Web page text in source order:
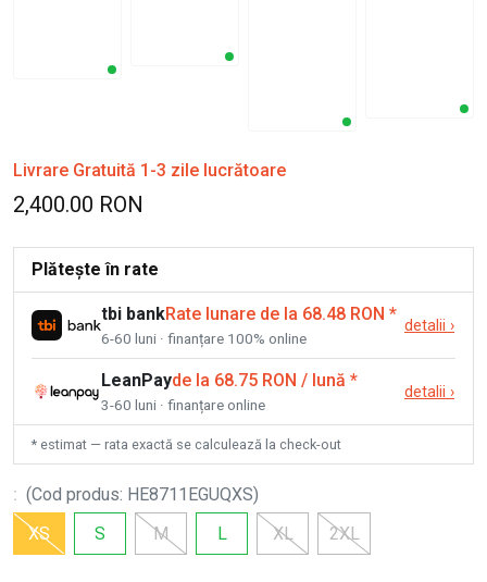
Livrare Gratuită 1-3 zile lucrătoare
2,400.00 RON
Plătește în rate
tbi bankRate lunare de la 68.48 RON *
6-60 luni · finanțare 100% online
detalii ›
LeanPayde la 68.75 RON / lună *
3-60 luni · finanțare online
detalii ›
* estimat — rata exactă se calculează la check-out
: (Cod produs: HE8711EGUQXS)
XS
S M L XL 2XL